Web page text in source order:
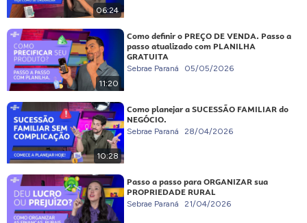
06:24
11:20
Como definir o PREÇO DE VENDA. Passo a
passo atualizado com PLANILHA
GRATUITA
Sebrae Paraná 05/05/2026
10:28
Como planejar a SUCESSÃO FAMILIAR do
NEGÓCIO.
Sebrae Paraná 28/04/2026
Passo a passo para ORGANIZAR sua
PROPRIEDADE RURAL
Sebrae Paraná 21/04/2026